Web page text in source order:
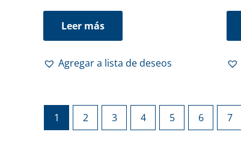
Leer más
Agregar a lista de deseos
1 2 3 4 5 6 7